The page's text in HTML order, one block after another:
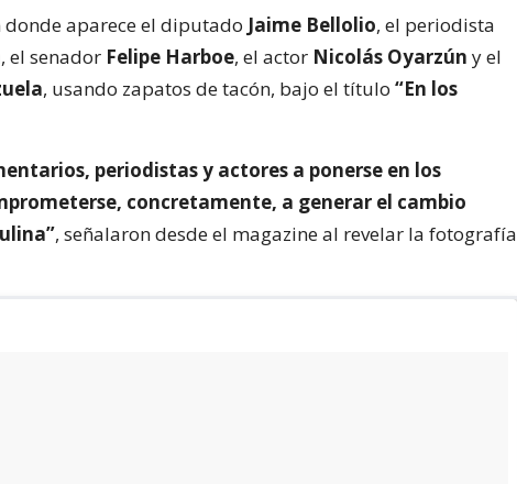
aparece el diputado Jaime Bellolio, el periodista
, el senador Felipe Harboe, el actor Nicolás Oyarzún y el
, usando zapatos de tacón, bajo el título “En los
periodistas y actores a ponerse en los
concretamente, a generar el cambio
, señalaron desde el magazine al revelar la fotografía